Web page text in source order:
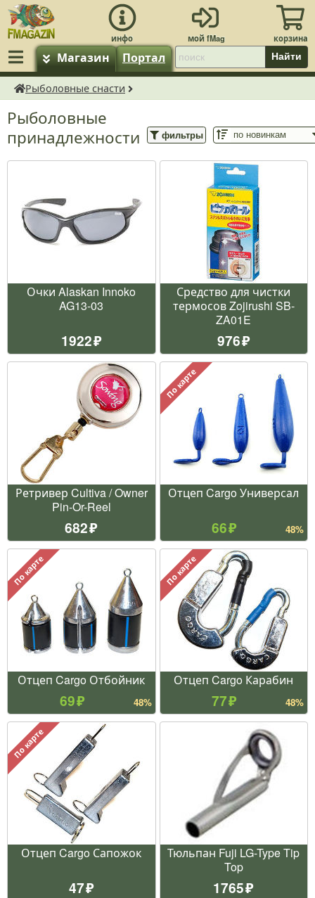
Магазин Портал Найти
fMagazin.ru
Рыболовные снасти
Рыболовные
принадлежности
фильтры
Очки Alaskan Innoko
AG13-03
1922
Средство для чистки
термосов Zojirushi SB-
ZA01E
976
Ретривер Cultiva / Owner
Pin-Or-Reel
682
По карте
Отцеп Cargo Универсал
66 48%
По карте
Отцеп Cargo Отбойник
69 48%
По карте
Отцеп Cargo Карабин
77 48%
По карте
Отцеп Cargo Сапожок
47
Тюльпан Fuji LG-Type Tip
Top
1765